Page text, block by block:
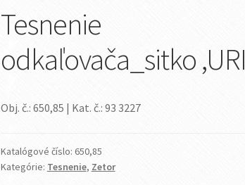
Tesnenie
odkaľovača_sitko ,URI
Obj. č.: 650,85 | Kat. č.: 93 3227
Katalógové číslo: 650,85
Kategórie: Tesnenie, Zetor